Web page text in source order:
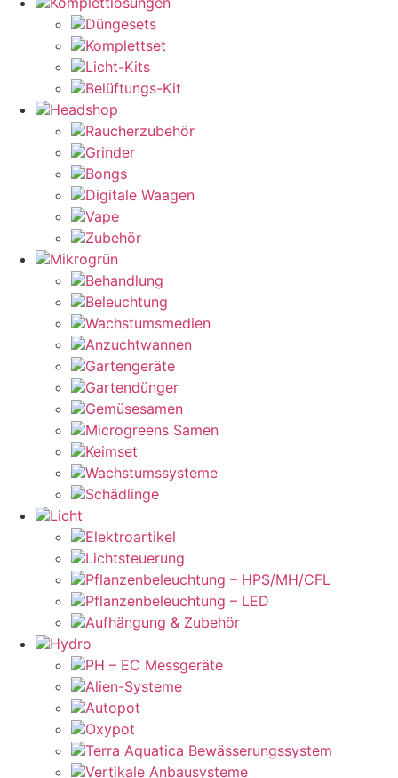
Düngesets
Komplettset
Licht-Kits
Belüftungs-Kit
Headshop
Raucherzubehör
Grinder
Bongs
Digitale Waagen
Vape
Zubehör
Mikrogrün
Behandlung
Beleuchtung
Wachstumsmedien
Anzuchtwannen
Gartengeräte
Gartendünger
Gemüsesamen
Microgreens Samen
Keimset
Wachstumssysteme
Schädlinge
Licht
Elektroartikel
Lichtsteuerung
Pflanzenbeleuchtung – HPS/MH/CFL
Pflanzenbeleuchtung – LED
Aufhängung & Zubehör
Hydro
PH – EC Messgeräte
Alien-Systeme
Autopot
Oxypot
Terra Aquatica Bewässerungssystem
Vertikale Anbausysteme